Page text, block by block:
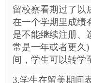
留校察看期过了以
在一个学期里成绩
是不能继续注册、
常是一年或者更久
间，学生可以转学
3.学生在留美期间